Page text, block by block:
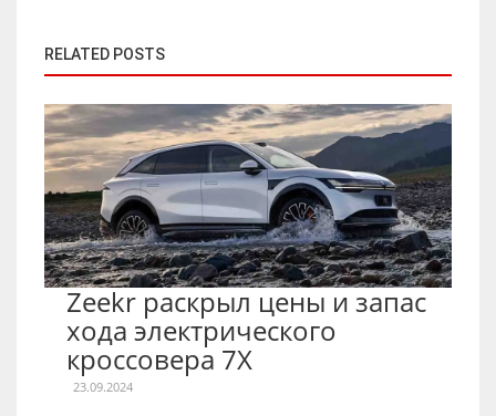
RELATED POSTS
Zeekr раскрыл цены и запас
хода электрического
кроссовера 7X
23.09.2024